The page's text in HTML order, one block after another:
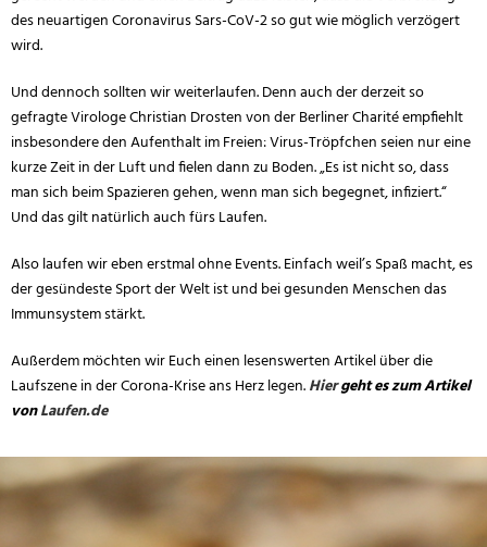
des neuartigen Coronavirus Sars-CoV-2 so gut wie möglich verzögert
wird.
Und dennoch sollten wir weiterlaufen. Denn auch der derzeit so
gefragte Virologe Christian Drosten von der Berliner Charité empfiehlt
insbesondere den Aufenthalt im Freien: Virus-Tröpfchen seien nur eine
kurze Zeit in der Luft und fielen dann zu Boden. „Es ist nicht so, dass
man sich beim Spazieren gehen, wenn man sich begegnet, infiziert.“
Und das gilt natürlich auch fürs Laufen.
Also laufen wir eben erstmal ohne Events. Einfach weil’s Spaß macht, es
der gesündeste Sport der Welt ist und bei gesunden Menschen das
Immunsystem stärkt.
Außerdem möchten wir Euch einen lesenswerten Artikel über die
Laufszene in der Corona-Krise ans Herz legen.Hiergeht es zum Artikel
vonLaufen.de